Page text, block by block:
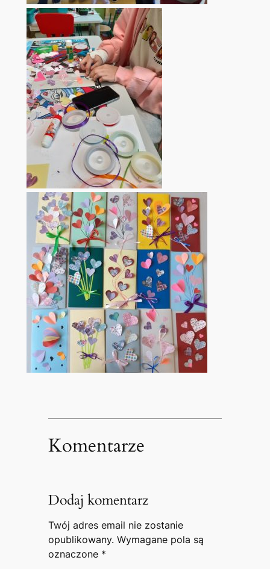
Komentarze
Dodaj komentarz
Twój adres email nie zostanie
opublikowany. Wymagane pola są
oznaczone *